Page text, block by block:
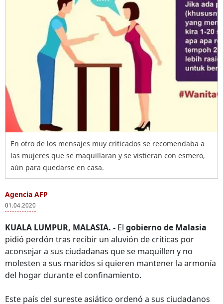
En otro de los mensajes muy criticados se recomendaba a
las mujeres que se maquillaran y se vistieran con esmero,
aún para quedarse en casa.
Agencia AFP
01.04.2020
KUALA LUMPUR, MALASIA. - El gobierno de Malasia
pidió perdón tras recibir un aluvión de críticas por
aconsejar a sus ciudadanas que se maquillen y no
molesten a sus maridos si quieren mantener la armonía
del hogar durante el confinamiento.
Este país del sureste asiático ordenó a sus ciudadanos